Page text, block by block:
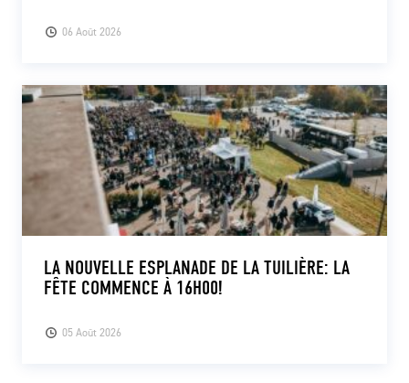
06 Août 2026
05 Août 2026
LA NOUVELLE ESPLANADE DE LA TUILIÈRE: LA
FÊTE COMMENCE À 16H00!